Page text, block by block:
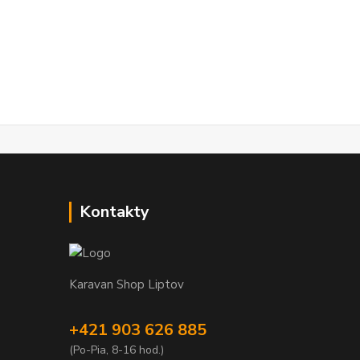
Kontakty
Karavan Shop Liptov
+421 903 626 885
(Po-Pia, 8-16 hod.)